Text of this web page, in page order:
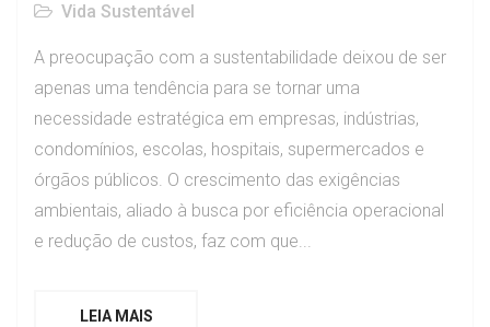
Vida Sustentável
A preocupação com a sustentabilidade deixou de ser
apenas uma tendência para se tornar uma
necessidade estratégica em empresas, indústrias,
condomínios, escolas, hospitais, supermercados e
órgãos públicos. O crescimento das exigências
ambientais, aliado à busca por eficiência operacional
e redução de custos, faz com que...
LEIA MAIS